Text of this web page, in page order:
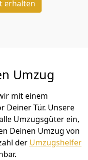
erhalten
Umzug
mit einem
Deiner Tür. Unsere
Umzugsgüter ein,
Deinen Umzug von
der Umzugshelfer